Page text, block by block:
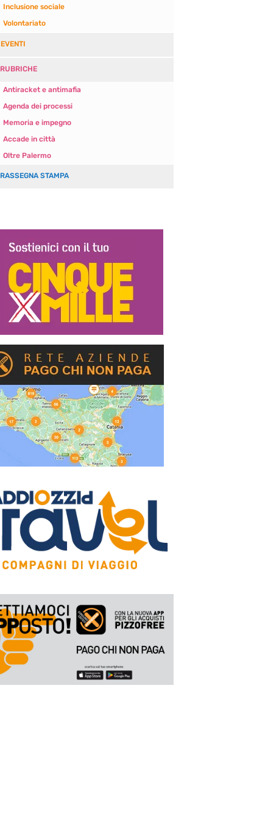
Inclusione sociale
Volontariato
EVENTI
RUBRICHE
Antiracket e antimafia
Agenda dei processi
Memoria e impegno
Accade in città
Oltre Palermo
RASSEGNA STAMPA